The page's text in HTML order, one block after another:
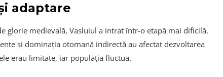
adaptare
glorie medievală, Vasluiul a intrat într-o etapă mai dificilă.
și dominația otomană indirectă au afectat dezvoltarea
erau limitate, iar populația fluctua.